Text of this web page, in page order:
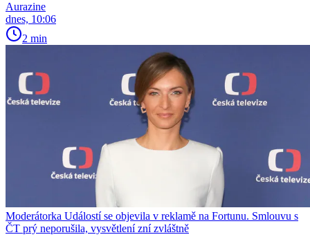
Aurazine
dnes, 10:06
2 min
Moderátorka Událostí se objevila v reklamě na Fortunu. Smlouvu s
ČT prý neporušila, vysvětlení zní zvláštně